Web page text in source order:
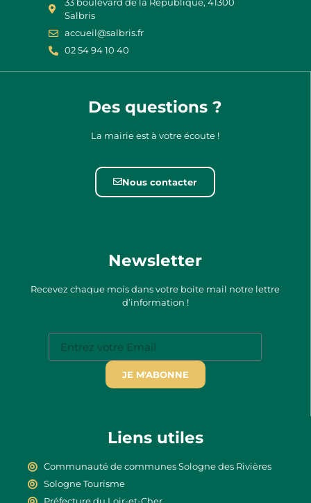
33 boulevard de la République, 41300
Salbris
accueil@salbris.fr
02 54 94 10 40
Des questions ?
La mairie est à votre écoute !
Nous contacter
Newsletter
Recevez chaque mois dans votre boite mail notre lettre
d’information !
JE M'ABONNE
Liens utiles
Communauté de communes Sologne des Rivières
Sologne Tourisme